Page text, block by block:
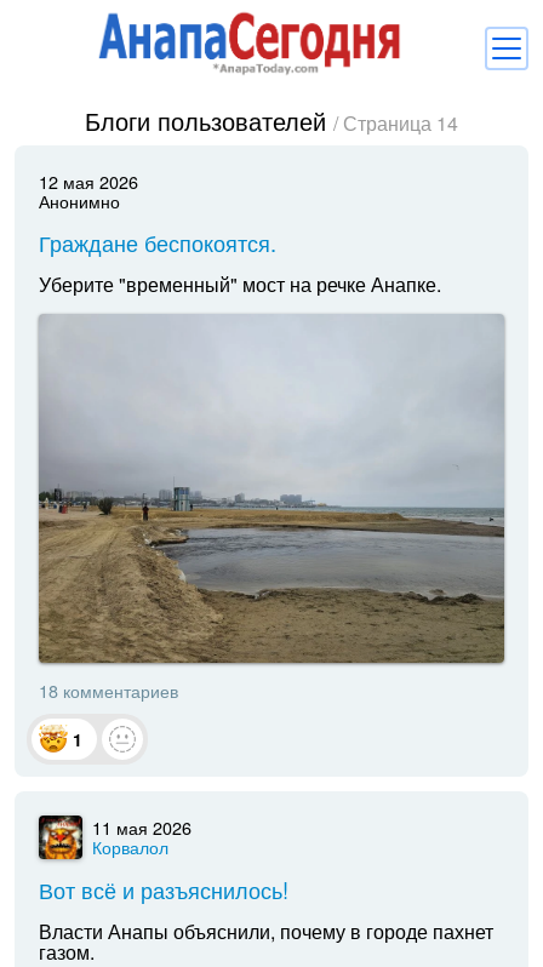
Новости
Об Анапе
Блоги пользователей / Страница 14
12 мая 2026
Анонимно
Граждане беспокоятся.
Уберите "временный" мост на речке Анапке.
18 комментариев
1
11 мая 2026
Корвалол
Вот всё и разъяснилось!
Власти Анапы объяснили, почему в городе пахнет
газом.